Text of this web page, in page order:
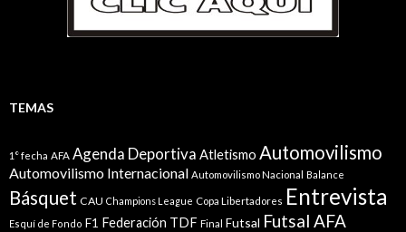
TEMAS
1° fecha AFA Agenda Deportiva Atletismo Automovilismo
Automovilismo Internacional Automovilismo Nacional Balance
Básquet CAU Champions League Copa Libertadores Entrevista
Esquí de Fondo F1 Federación TDF Final Futsal Futsal AFA